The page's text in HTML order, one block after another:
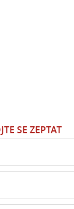
SE ZEPTAT